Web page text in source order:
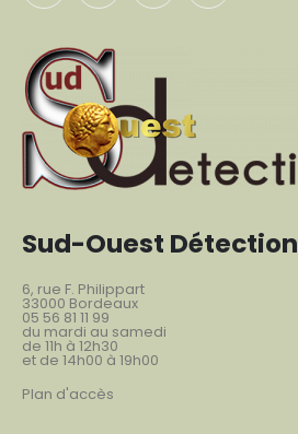
Sud-Ouest Détection
6, rue F. Philippart
33000 Bordeaux
05 56 81 11 99
du mardi au samedi
de 11h à 12h30
et de 14h00 à 19h00
Plan d'accès